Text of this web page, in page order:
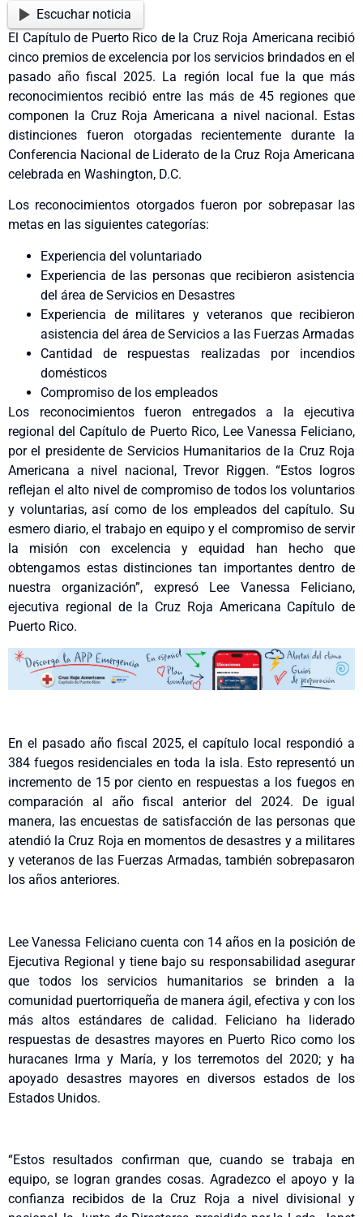
Escuchar noticia
El Capítulo de Puerto Rico de la Cruz Roja Americana recibió
cinco premios de excelencia por los servicios brindados en el
pasado año fiscal 2025. La región local fue la que más
reconocimientos recibió entre las más de 45 regiones que
componen la Cruz Roja Americana a nivel nacional. Estas
distinciones fueron otorgadas recientemente durante la
Conferencia Nacional de Liderato de la Cruz Roja Americana
celebrada en Washington, D.C.
Los reconocimientos otorgados fueron por sobrepasar las
metas en las siguientes categorías:
Experiencia del voluntariado
Experiencia de las personas que recibieron asistencia
del área de Servicios en Desastres
Experiencia de militares y veteranos que recibieron
asistencia del área de Servicios a las Fuerzas Armadas
Cantidad de respuestas realizadas por incendios
domésticos
Compromiso de los empleados
Los reconocimientos fueron entregados a la ejecutiva
regional del Capítulo de Puerto Rico, Lee Vanessa Feliciano,
por el presidente de Servicios Humanitarios de la Cruz Roja
Americana a nivel nacional, Trevor Riggen. “Estos logros
reflejan el alto nivel de compromiso de todos los voluntarios
y voluntarias, así como de los empleados del capítulo. Su
esmero diario, el trabajo en equipo y el compromiso de servir
la misión con excelencia y equidad han hecho que
obtengamos estas distinciones tan importantes dentro de
nuestra organización”, expresó Lee Vanessa Feliciano,
ejecutiva regional de la Cruz Roja Americana Capítulo de
Puerto Rico.
En el pasado año fiscal 2025, el capítulo local respondió a
384 fuegos residenciales en toda la isla. Esto representó un
incremento de 15 por ciento en respuestas a los fuegos en
comparación al año fiscal anterior del 2024. De igual
manera, las encuestas de satisfacción de las personas que
atendió la Cruz Roja en momentos de desastres y a militares
y veteranos de las Fuerzas Armadas, también sobrepasaron
los años anteriores.
Lee Vanessa Feliciano cuenta con 14 años en la posición de
Ejecutiva Regional y tiene bajo su responsabilidad asegurar
que todos los servicios humanitarios se brinden a la
comunidad puertorriqueña de manera ágil, efectiva y con los
más altos estándares de calidad. Feliciano ha liderado
respuestas de desastres mayores en Puerto Rico como los
huracanes Irma y María, y los terremotos del 2020; y ha
apoyado desastres mayores en diversos estados de los
Estados Unidos.
“Estos resultados confirman que, cuando se trabaja en
equipo, se logran grandes cosas. Agradezco el apoyo y la
confianza recibidos de la Cruz Roja a nivel divisional y